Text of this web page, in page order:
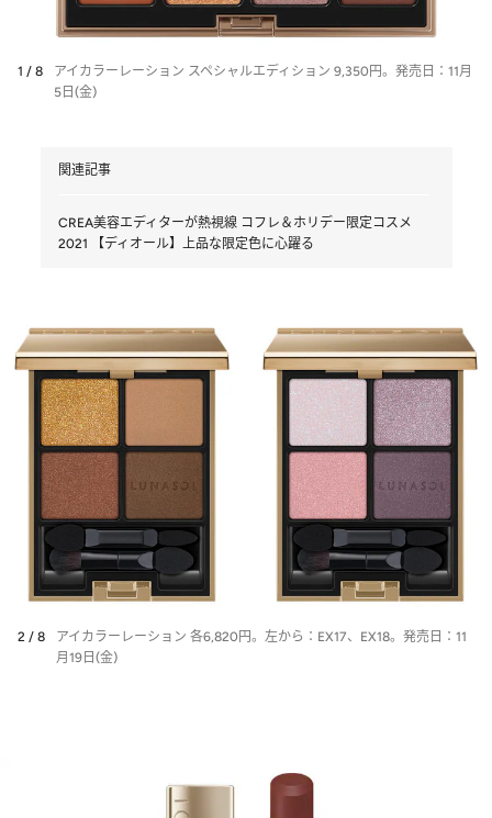
1 / 8
アイカラーレーション スペシャルエディション 9,350円。発売日：11月
5日(金)
関連記事
CREA美容エディターが熱視線 コフレ＆ホリデー限定コスメ
2021 【ディオール】上品な限定色に心躍る
2 / 8
アイカラーレーション 各6,820円。左から：EX17、EX18。発売日：11
月19日(金)